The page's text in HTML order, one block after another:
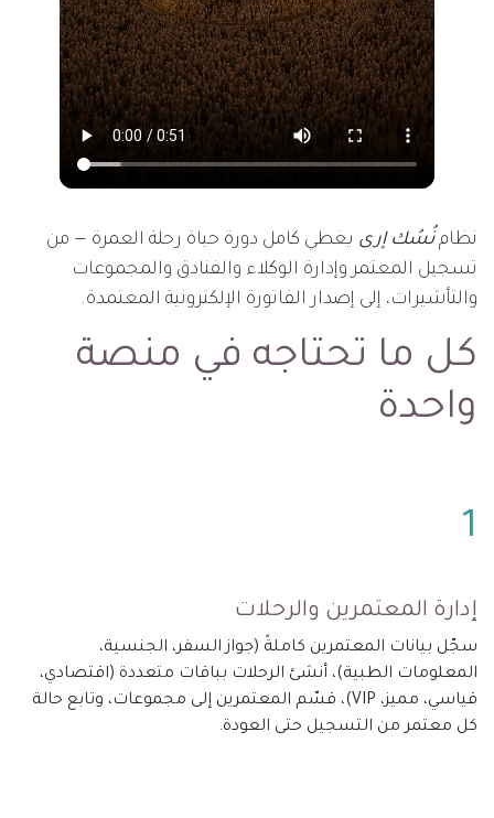
نظامنُسُك إرى يغطي كامل دورة حياة رحلة العمرة — من
تسجيل المعتمر وإدارة الوكلاء والفنادق والمجموعات
والتأشيرات، إلى إصدار الفاتورة الإلكترونية المعتمدة.
كل ما تحتاجه في منصة
واحدة
1
إدارة المعتمرين والرحلات
سجّل بيانات المعتمرين كاملةً (جواز السفر، الجنسية،
المعلومات الطبية)، أنشئ الرحلات بباقات متعددة (اقتصادي،
قياسي، مميز، VIP)، قسّم المعتمرين إلى مجموعات، وتابع حالة
كل معتمر من التسجيل حتى العودة.